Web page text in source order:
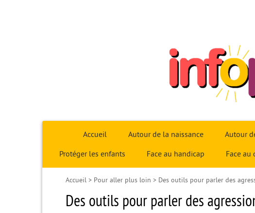
Infoparent29
Accueil Autour de la naissance Autour
Protéger les enfants Face au handicap Face au
Accueil > Pour aller plus loin > Des outils pour parler des
Des outils pour parler des